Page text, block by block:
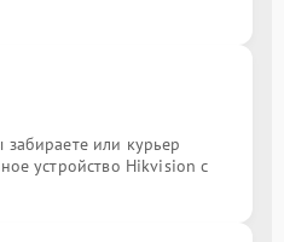
или курьер
устройство Hikvision с